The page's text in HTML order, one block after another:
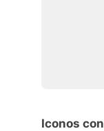
Iconos